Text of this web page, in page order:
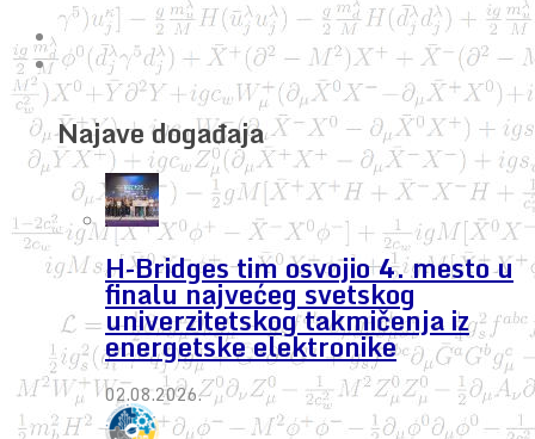
Najave događaja
H-Bridges tim osvojio 4. mesto u
finalu najvećeg svetskog
univerzitetskog takmičenja iz
energetske elektronike
02.08.2026.